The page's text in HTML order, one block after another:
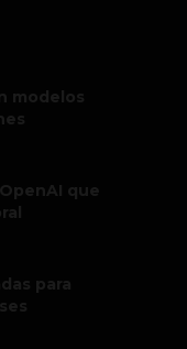
modelos
que
para